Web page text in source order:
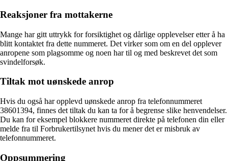
Reaksjoner fra mottakerne
Mange har gitt uttrykk for forsiktighet og dårlige opplevelser etter å ha
blitt kontaktet fra dette nummeret. Det virker som om en del opplever
anropene som plagsomme og noen har til og med beskrevet det som
svindelforsøk.
Tiltak mot uønskede anrop
Hvis du også har opplevd uønskede anrop fra telefonnummeret
38601394, finnes det tiltak du kan ta for å begrense slike henvendelser.
Du kan for eksempel blokkere nummeret direkte på telefonen din eller
melde fra til Forbrukertilsynet hvis du mener det er misbruk av
telefonnummeret.
Oppsummering